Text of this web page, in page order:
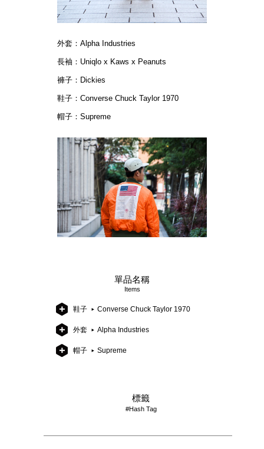
外套：Alpha Industries
長袖：Uniqlo x Kaws x Peanuts
褲子：Dickies
鞋子：Converse Chuck Taylor 1970
帽子：Supreme
單品名稱
Items
鞋子 Converse Chuck Taylor 1970
外套 Alpha Industries
帽子 Supreme
標籤
#Hash Tag